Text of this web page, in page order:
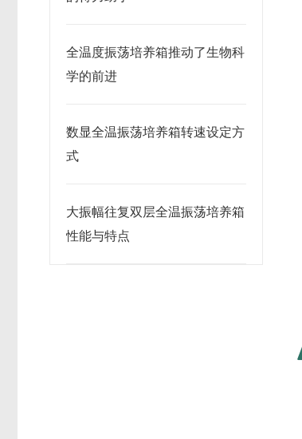
全温度振荡培养箱推动了生物科
学的前进
数显全温振荡培养箱转速设定方
式
大振幅往复双层全温振荡培养箱
性能与特点